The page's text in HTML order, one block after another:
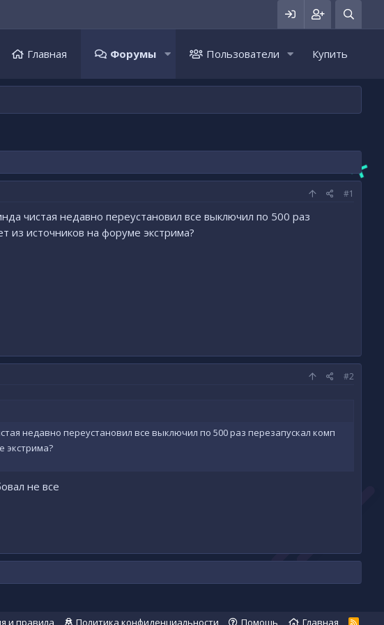
Главная Форумы Пользователи Купить
#1
чистая недавно переустановил все выключил по 500 раз
из источников на форуме экстрима?
#2
недавно переустановил все выключил по 500 раз перезапускал комп
экстрима?
не все
и правила Политика конфиденциальности Помощь Главная R